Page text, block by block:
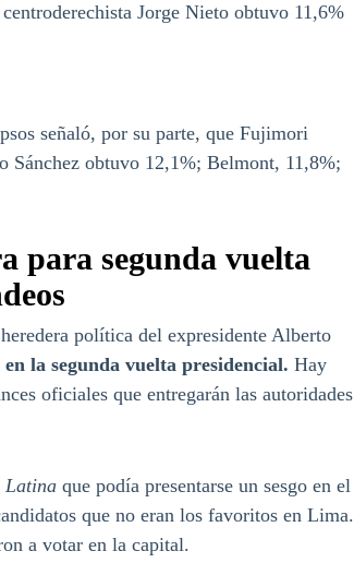
Jorge Nieto obtuvo 11,6%
señaló, por su parte, que Fujimori
Sánchez obtuvo 12,1%; Belmont, 11,8%;
para segunda vuelta
política del expresidente Alberto
la segunda vuelta presidencial. Hay
oficiales que entregarán las autoridades
Latina que podía presentarse un sesgo en el
que no eran los favoritos en Lima.
a votar en la capital.